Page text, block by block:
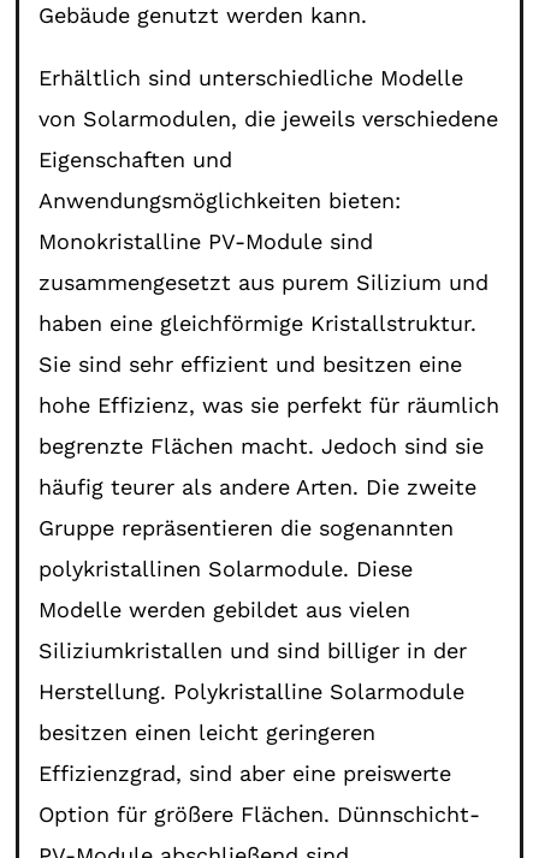
Gebäude genutzt werden kann.
Erhältlich sind unterschiedliche Modelle
von Solarmodulen, die jeweils verschiedene
Eigenschaften und
Anwendungsmöglichkeiten bieten:
Monokristalline PV-Module sind
zusammengesetzt aus purem Silizium und
haben eine gleichförmige Kristallstruktur.
Sie sind sehr effizient und besitzen eine
hohe Effizienz, was sie perfekt für räumlich
begrenzte Flächen macht. Jedoch sind sie
häufig teurer als andere Arten. Die zweite
Gruppe repräsentieren die sogenannten
polykristallinen Solarmodule. Diese
Modelle werden gebildet aus vielen
Siliziumkristallen und sind billiger in der
Herstellung. Polykristalline Solarmodule
besitzen einen leicht geringeren
Effizienzgrad, sind aber eine preiswerte
Option für größere Flächen. Dünnschicht-